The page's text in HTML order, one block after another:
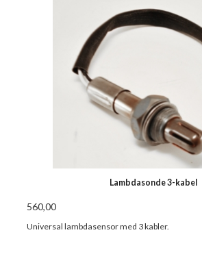
Lambdasonde 3-kabel
560,00
Universal lambdasensor med 3 kabler.